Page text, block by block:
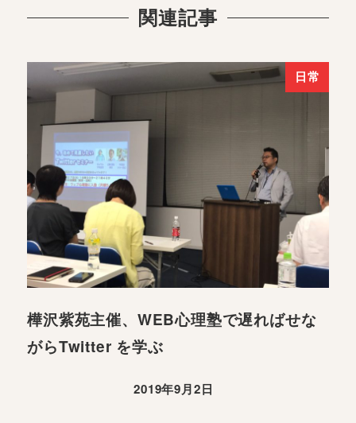
関連記事
日常
樺沢紫苑主催、WEB心理塾で遅ればせな
がらTwitter を学ぶ
2019年9月2日